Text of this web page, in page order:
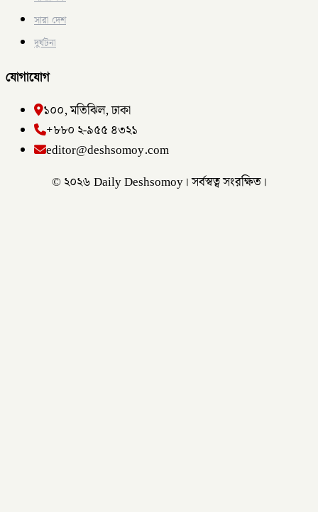
সারা দেশ
দুর্ঘটনা
যোগাযোগ
১০০, মতিঝিল, ঢাকা
+৮৮০ ২-৯৫৫ ৪৩২১
editor@deshsomoy.com
© ২০২৬ Daily Deshsomoy। সর্বস্বত্ব সংরক্ষিত।